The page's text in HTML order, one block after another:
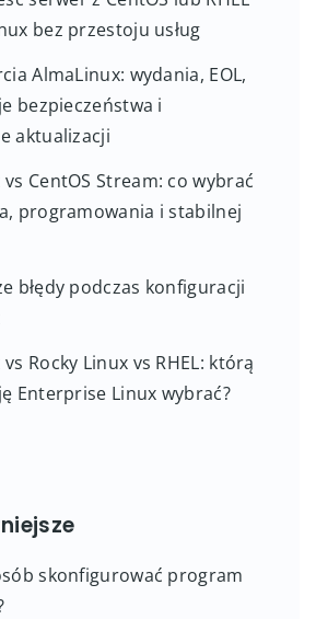
bez przestoju usług
AlmaLinux: wydania, EOL,
bezpieczeństwa i
aktualizacji
CentOS Stream: co wybrać
programowania i stabilnej
błędy podczas konfiguracji
Rocky Linux vs RHEL: którą
Enterprise Linux wybrać?
skonfigurować program